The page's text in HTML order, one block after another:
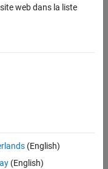
web dans la liste
(English)
(English)